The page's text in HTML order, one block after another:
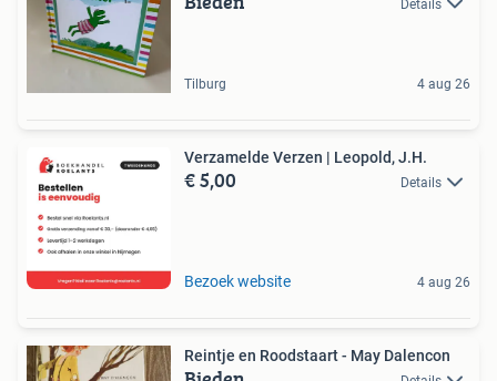
Details
Tilburg 4 aug 26
Verzamelde Verzen | Leopold, J.H.
€ 5,00 Details
Bezoek website 4 aug 26
Reintje en Roodstaart - May Dalencon